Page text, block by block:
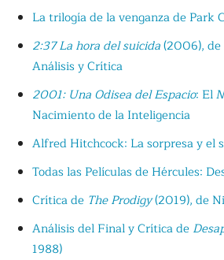
La trilogía de la venganza de Park
2:37 La hora del suicida(2006),
Análisis y Crítica
2001: Una Odisea del Espacio: El
Nacimiento de la Inteligencia
Alfred Hitchcock: La sorpresa y el
Todas las Películas de Hércules:
Crítica de The Prodigy(2019), de
Análisis del Final y Crítica de
1988)